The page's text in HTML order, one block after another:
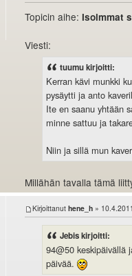
Topicin aihe: Isoimmat
Viesti:
tuumu kirjoitti:
Kerran kävi munkki
pysäytti ja anto
Ite en saanu yhtään
minne sattuu ja
Niin ja sillä mun
Millähän tavalla tämä
Kirjoittanut hene_h»
Jebis kirjoitti:
94@50 keskipäivällä
päivää.